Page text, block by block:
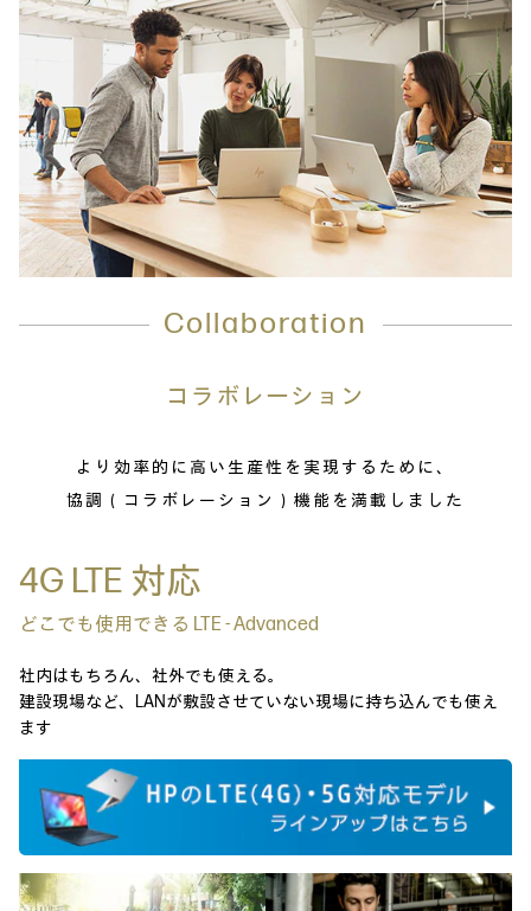
Collaboration
コラボレーション
より効率的に高い生産性を実現するために、
協調（コラボレーション）機能を満載しました
4G LTE 対応
どこでも使用できる LTE - Advanced
社内はもちろん、社外でも使える。
建設現場など、LANが敷設させていない現場に持ち込んでも使え
ます